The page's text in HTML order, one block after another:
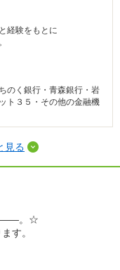
経験をもとに
のく銀行・青森銀行・岩
ト３５・その他の金融機
見る
――。☆
す。